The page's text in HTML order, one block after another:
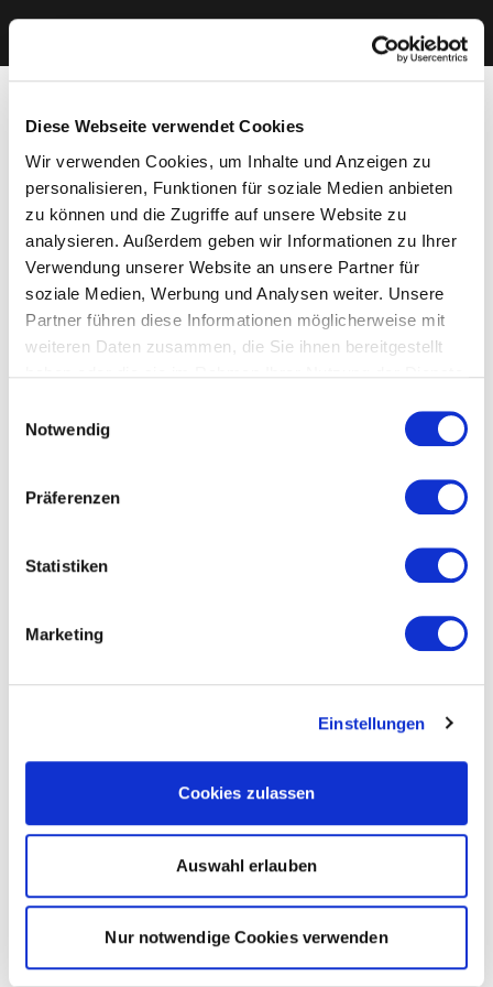
Diese Webseite verwendet Cookies
Wir verwenden Cookies, um Inhalte und Anzeigen zu
personalisieren, Funktionen für soziale Medien anbieten
zu können und die Zugriffe auf unsere Website zu
analysieren. Außerdem geben wir Informationen zu Ihrer
Verwendung unserer Website an unsere Partner für
soziale Medien, Werbung und Analysen weiter. Unsere
Partner führen diese Informationen möglicherweise mit
weiteren Daten zusammen, die Sie ihnen bereitgestellt
Cookies, wenn Sie unsere Webseite weiterhin nutzen.
Notwendig
Präferenzen
Statistiken
Marketing
Einstellungen
Cookies zulassen
Auswahl erlauben
Nur notwendige Cookies verwenden